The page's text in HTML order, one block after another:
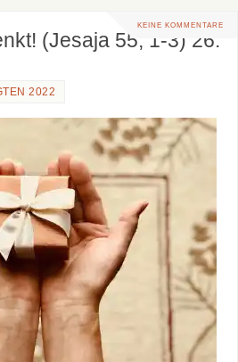
KEINE KOMMENTARE
(Jesaja 55, 1-3) 26.
2022